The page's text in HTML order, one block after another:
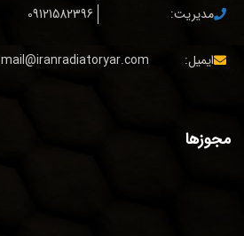
09121582396
mail@iranradiatoryar.com
مدیریت:
ایمیل:
مجوزها